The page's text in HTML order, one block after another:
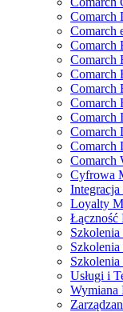
Comarch
Comarch
Comarch
Comarch
Comarch
Comarch
Comarch
Comarch
Comarch
Comarch
Comarch
Cyfrowa
Loyalty
Usługi i
Wymiana